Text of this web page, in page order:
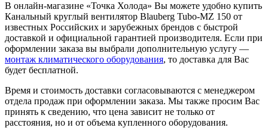
В онлайн-магазине «Точка Холода» Вы можете удобно купить
Канальный круглый вентилятор Blauberg Tubo-МZ 150 от
известных Российских и зарубежных брендов с быстрой
доставкой и официальной гарантией производителя. Если при
оформлении заказа вы выбрали дополнительную услугу —
монтаж климатического оборудования, то доставка для Вас
будет бесплатной.
Время и стоимость доставки согласовываются с менеджером
отдела продаж при оформлении заказа. Мы также просим Вас
принять к сведению, что цена зависит не только от
расстояния, но и от объема купленного оборудования.